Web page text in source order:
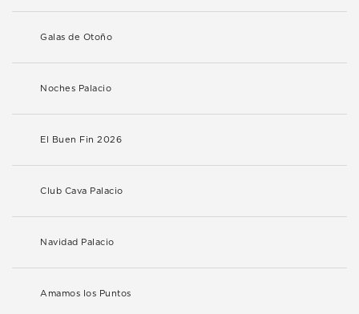
Galas de Otoño
Noches Palacio
El Buen Fin 2026
Club Cava Palacio
Navidad Palacio
Amamos los Puntos